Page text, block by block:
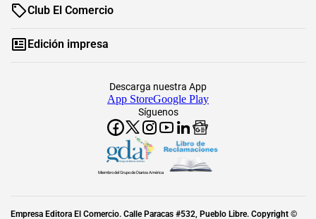
Club El Comercio
Edición impresa
Síguenos
Descarga nuestra App
App StoreGoogle Play
Miembro del Grupo de Diarios América
Empresa Editora El Comercio. Calle Paracas #532, Pueblo Libre. Copyright ©